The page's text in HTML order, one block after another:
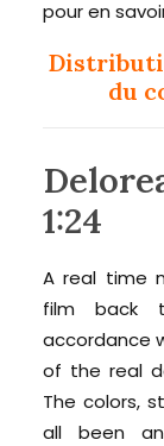
pour en
du
1:24
A real time
film back
accordance
of the real
The colors,
all been